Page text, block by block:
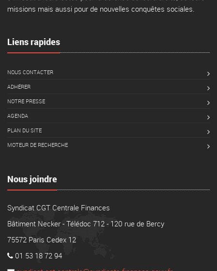
missions mais aussi pour de nouvelles conquêtes sociales.
Liens rapides
NOUS CONTACTER
ADHÉRER
NOTRE PRESSE
AGENDA
PLAN DU SITE
MOTEUR DE RECHERCHE
Nous joindre
Syndicat CGT Centrale Finances
Bâtiment Necker - Télédoc 712 - 120 rue de Bercy
75572 Paris Cedex 12
01 53 18 72 94